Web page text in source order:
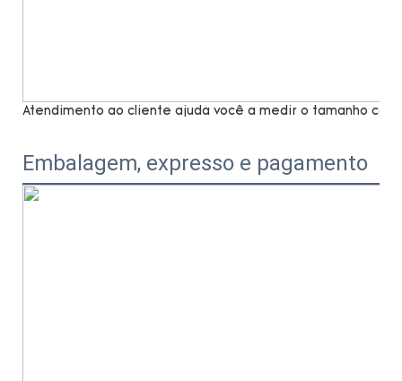
Atendimento ao cliente ajuda você a medir o tamanho
Embalagem, expresso e pagamento